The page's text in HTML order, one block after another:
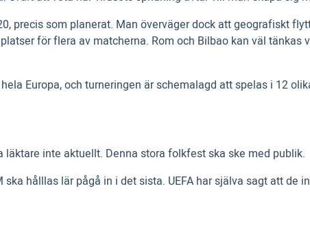
precis som planerat. Man överväger dock att geografiskt
för flera av matcherna. Rom och Bilbao kan väl tänkas
Europa, och turneringen är schemalagd att spelas i 12
inte aktuellt. Denna stora folkfest ska ske med publik.
hålllas lär pågå in i det sista. UEFA har själva sagt att de